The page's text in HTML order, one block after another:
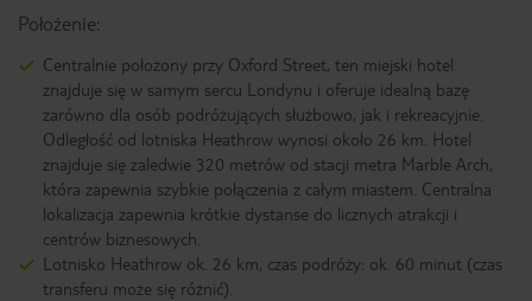
Położenie:
Centralnie położony przy Oxford Street, ten miejski hotel
znajduje się w samym sercu Londynu i oferuje idealną bazę
zarówno dla osób podróżujących służbowo, jak i rekreacyjnie.
Odległość od lotniska Heathrow wynosi około 26 km. Hotel
znajduje się zaledwie 320 metrów od stacji metra Marble Arch,
która zapewnia szybkie połączenia z całym miastem. Centralna
lokalizacja zapewnia krótkie dystanse do licznych atrakcji i
centrów biznesowych.
Lotnisko Heathrow ok. 26 km, czas podróży: ok. 60 minut (czas
transferu może się różnić).